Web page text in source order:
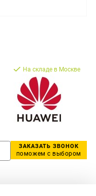
На складе в Москве
ЗАКАЗАТЬ ЗВОНОК
поможем с выбором